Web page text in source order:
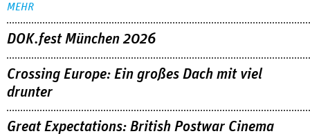
MEHR
DOK.fest München 2026
Crossing Europe: Ein großes Dach mit viel
drunter
Great Expectations: British Postwar Cinema